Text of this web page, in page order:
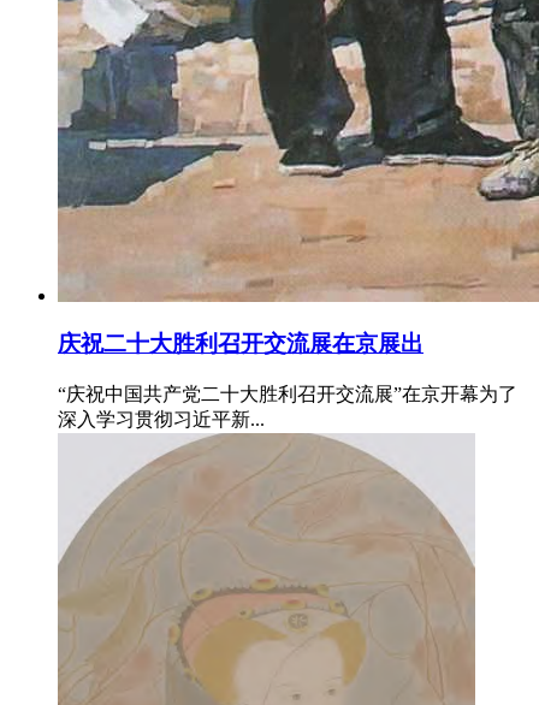
庆祝二十大胜利召开交流展在京展出
“庆祝中国共产党二十大胜利召开交流展”在京开幕为了
深入学习贯彻习近平新...